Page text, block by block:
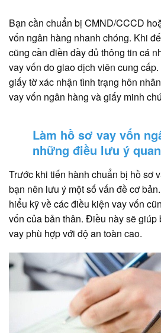
Bạn cần chuẩn bị CMND/CCCD
vốn ngân hàng nhanh chóng. Khi
cũng cần điền đầy đủ thông tin cá
vay vốn do giao dịch viên cung
giấy tờ xác nhận tình trạng hôn
vay vốn ngân hàng và giấy minh
Làm hồ sơ vay vốn
những điều lưu ý
Trước khi tiến hành chuẩn bị hồ sơ
bạn nên lưu ý một số vấn đề cơ
hiểu kỹ về các điều kiện vay vốn
vốn của bản thân. Điều này sẽ giúp
vay phù hợp với độ an toàn cao.